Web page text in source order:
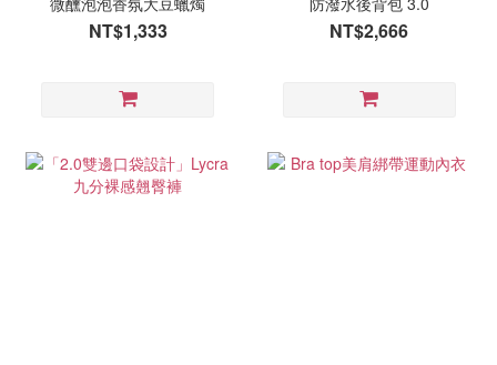
NT$1,333 NT$2,666